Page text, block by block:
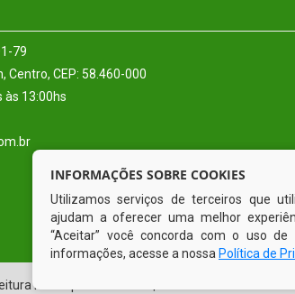
79
Centro, CEP: 58.460-000
às 13:00hs
Municipal de Alcantil | Todos os direitos
INFORMAÇÕES SOBRE COOKIES
Utilizamos serviços de terceiros que
ajudam a oferecer uma melhor
“Aceitar” você concorda com o uso
informações, acesse a nossa Política de